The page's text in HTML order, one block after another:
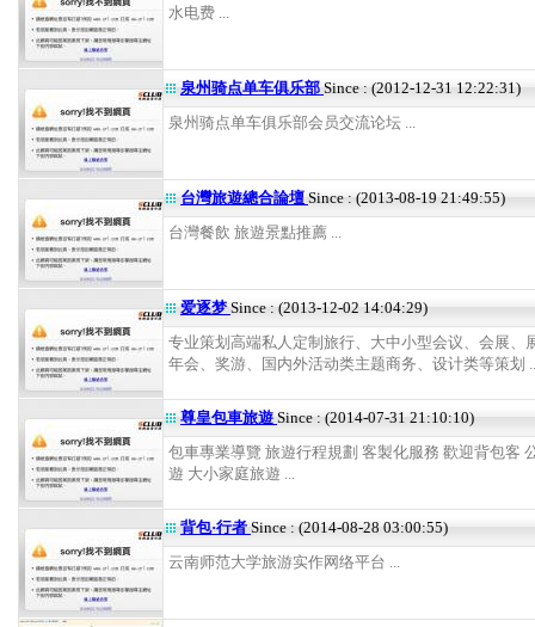
水电费 ...
泉州骑点单车俱乐部 Since : (2012-12-31 12:22:31)
泉州骑点单车俱乐部会员交流论坛 ...
台灣旅遊總合論壇 Since : (2013-08-19 21:49:55)
台灣餐飲 旅遊景點推薦 ...
爱逐梦Since : (2013-12-02 14:04:29)
专业策划高端私人定制旅行、大中小型会议、会展、
年会、奖游、国内外活动类主题商务、设计类等策划
尊皇包車旅遊Since : (2014-07-31 21:10:10)
包車專業導覽 旅遊行程規劃 客製化服務 歡迎背包客
遊 大小家庭旅遊 ...
背包·行者 Since : (2014-08-28 03:00:55)
云南师范大学旅游实作网络平台 ...